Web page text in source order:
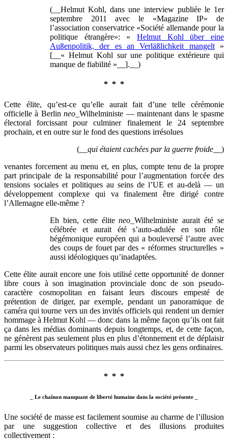
(__Helmut Kohl, dans une interview publiée le 1er
septembre 2011 avec le «Magazine IP» de
l’association conservatrice «Société allemande pour la
politique étrangère»: « Helmut Kohl über eine
Außenpolitik, der es an Verläßlichkeit mangelt»
[__« Helmut Kohl sur une politique extérieure qui
manque de fiabilité »__].__)
* * *
Cette élite, qu’est-ce qu’elle aurait fait d’une telle cérémonie
officielle à Berlinneo _Wilhelministe — maintenant dans le spasme
électoral forcissant pour culminer finalement le 24 septembre
prochain, et en outre sur le fond des questions irrésolues
(__ qui étaient cachées par la guerre froide __)
venantes forcement au menu et, en plus, compte tenu de la propre
part principale de la responsabilité pour l’augmentation forcée des
tensions sociales et politiques au seins de l’UE et au-delà — un
développement complexe qui va finalement être dirigé contre
l’Allemagne elle-même ?
Eh bien, cette éliteneo _Wilhelministe aurait été se
célébrée et aurait été s’auto-adulée en son rôle
hégémonique européen qui a bouleversé l’autre avec
des coups de fouet par des « réformes structurelles »
aussi idéologiques qu’inadaptées.
Cette élite aurait encore une fois utilisé cette opportunité de donner
libre cours à son imagination provinciale donc de son pseudo-
caractère cosmopolitan en faisant leurs discours empesté de
prétention de diriger, par exemple, pendant un panoramique de
caméra qui tourne vers un des invités officiels qui rendent un dernier
hommage à Helmut Kohl — donc dans la même façon qu’ils ont fait
ça dans les médias dominants depuis longtemps, et, de cette façon,
ne génèrent pas seulement plus en plus d’étonnement et de déplaisir
parmi les observateurs politiques mais aussi chez les gens ordinaires.
* * *
_ Le chaînon manquant de liberté humaine dans la société présente _
Une société de masse est facilement soumise au charme de l’illusion
par une suggestion collective et des illusions produites
collectivement :